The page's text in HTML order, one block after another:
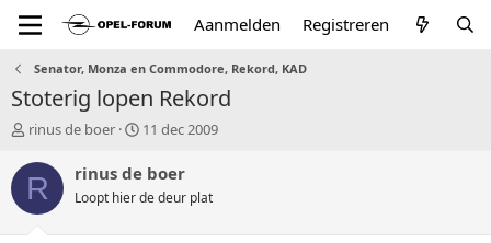
Aanmelden Registreren
Senator, Monza en Commodore, Rekord, KAD
Stoterig lopen Rekord
T
p
rinus de boer
S
a
r
t
11 dec 2009
R rinus de boer
Loopt hier de deur plat